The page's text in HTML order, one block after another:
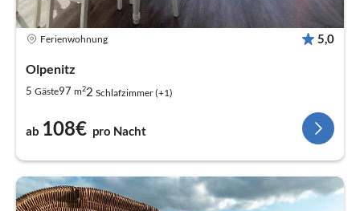
Ferienwohnung 5,0
Olpenitz
5 Gäste97 m22 Schlafzimmer (+1)
ab 108€ pro Nacht